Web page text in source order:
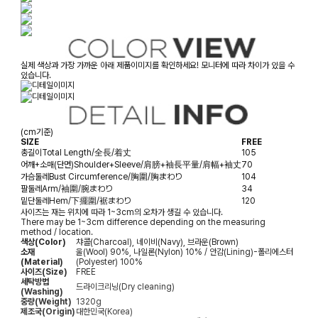
실제 색상과 가장 가까운 아래 제품이미지를 확인하세요! 모니터에 따라 차이가 있을 수
있습니다.
(cm기준)
SIZE
FREE
총길이Total Length/全長/着丈
105
어깨+소매(단면)Shoulder+Sleeve/肩膀+袖長平量/肩幅+袖丈70
가슴둘레Bust Circumference/胸圍/胸まわり
104
팔둘레Arm/袖圍/腕まわり
34
밑단둘레Hem/下擺圍/裾まわり
120
사이즈는 재는 위치에 따라 1~3cm의 오차가 생길 수 있습니다.
There may be 1~3cm difference depending on the measuring
method / location.
색상(Color)
챠콜(Charcoal), 네이비(Navy), 브라운(Brown)
소재
(Material)
울(Wool) 90%, 나일론(Nylon) 10% / 안감(Lining)-폴리에스터
(Polyester) 100%
사이즈(Size)
FREE
세탁방법
(Washing)
드라이크리닝(Dry cleaning)
중량(Weight) 1320g
제조국(Origin) 대한민국(Korea)